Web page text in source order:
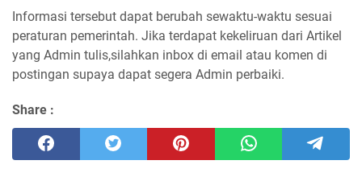
Informasi tersebut dapat berubah sewaktu-waktu sesuai
peraturan pemerintah. Jika terdapat kekeliruan dari Artikel
yang Admin tulis,silahkan inbox di email atau komen di
postingan supaya dapat segera Admin perbaiki.
Share :